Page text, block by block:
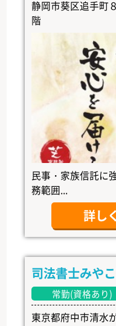
静岡市葵区追手町
階
民事・家族信託に
務範囲...
詳し
司法書士みや
常勤(資格あり)
東京都府中市清水